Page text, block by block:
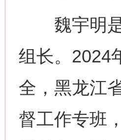
魏宇明是
组长。2024
全，黑龙江
督工作专班